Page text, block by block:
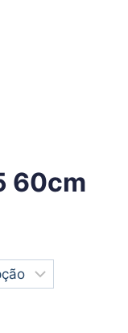
60cm